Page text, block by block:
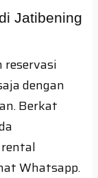
Jatibening
reservasi
dengan
Berkat
Whatsapp.